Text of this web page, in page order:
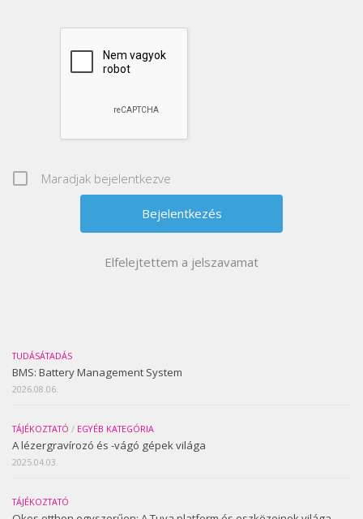
Maradjak bejelentkezve
Elfelejtettem a jelszavamat
TUDÁSÁTADÁS
BMS: Battery Management System
2026.08.06.
TÁJÉKOZTATÓ / EGYÉB KATEGÓRIA
A lézergravírozó és -vágó gépek világa
2025.04.03.
TÁJÉKOZTATÓ